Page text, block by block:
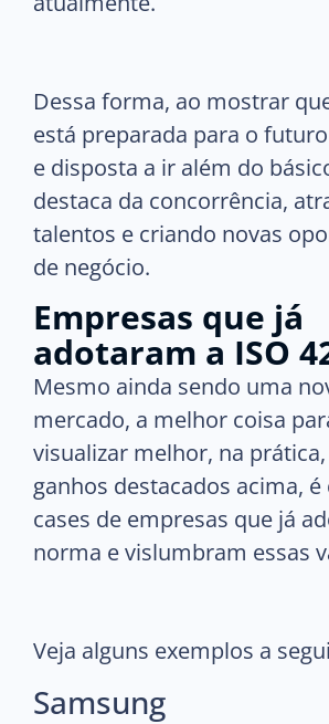
Dessa forma, ao mostrar
está preparada para o
e disposta a ir além do
destaca da concorrência,
talentos e criando novas
de negócio.
Empresas que já
adotaram a ISO
Mesmo ainda sendo uma
mercado, a melhor coisa
visualizar melhor, na
ganhos destacados acima,
cases de empresas que já
norma e vislumbram essas
Veja alguns exemplos a
Samsung